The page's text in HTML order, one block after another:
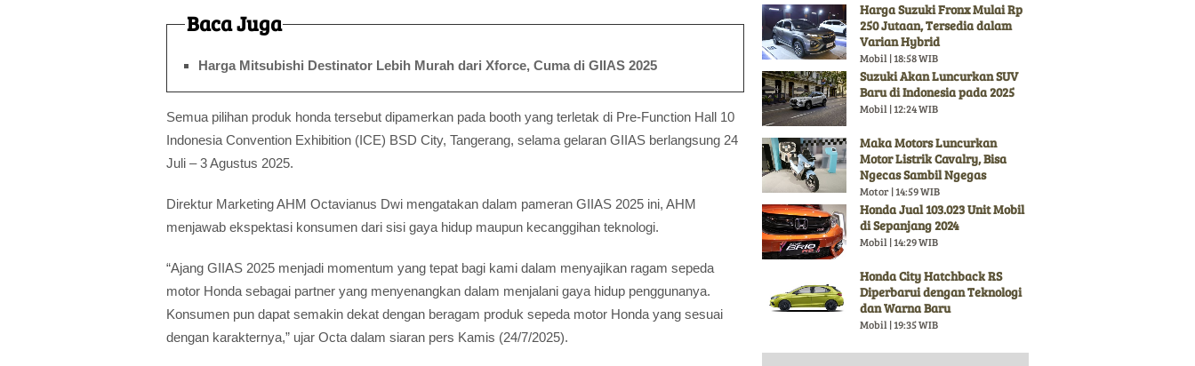
Baca Juga
Harga Mitsubishi Destinator Lebih Murah dari Xforce, Cuma di GIIAS 2025
Semua pilihan produk honda tersebut dipamerkan pada booth yang terletak di Pre-Function Hall 10
Indonesia Convention Exhibition (ICE) BSD City, Tangerang, selama gelaran GIIAS berlangsung 24
Juli – 3 Agustus 2025.
Direktur Marketing AHM Octavianus Dwi mengatakan dalam pameran GIIAS 2025 ini, AHM
menjawab ekspektasi konsumen dari sisi gaya hidup maupun kecanggihan teknologi.
“Ajang GIIAS 2025 menjadi momentum yang tepat bagi kami dalam menyajikan ragam sepeda
motor Honda sebagai partner yang menyenangkan dalam menjalani gaya hidup penggunanya.
Konsumen pun dapat semakin dekat dengan beragam produk sepeda motor Honda yang sesuai
dengan karakternya,” ujar Octa dalam siaran pers Kamis (24/7/2025).
Harga Suzuki Fronx Mulai Rp
250 Jutaan, Tersedia dalam
Varian Hybrid
Mobil | 18:58 WIB
Suzuki Akan Luncurkan SUV
Baru di Indonesia pada 2025
Mobil | 12:24 WIB
Maka Motors Luncurkan
Motor Listrik Cavalry, Bisa
Ngecas Sambil Ngegas
Motor | 14:59 WIB
Honda Jual 103.023 Unit Mobil
di Sepanjang 2024
Mobil | 14:29 WIB
Honda City Hatchback RS
Diperbarui dengan Teknologi
dan Warna Baru
Mobil | 19:35 WIB